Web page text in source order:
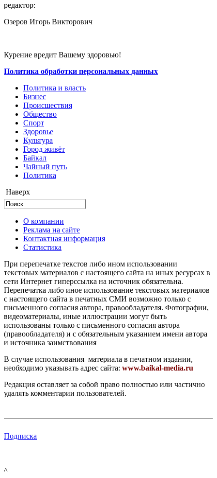
редактор:
Озеров Игорь Викторович
Курение вредит Вашему здоровью!
Политика обработки персональных данных
Политика и власть
Бизнес
Происшествия
Общество
Cпорт
Здоровье
Культура
Город живёт
Байкал
Чайный путь
Политика
Наверх
О компании
Реклама на сайте
Контактная информация
Статистика
При перепечатке текстов либо ином использовании
текстовых материалов с настоящего сайта на иных ресурсах в
сети Интернет гиперссылка на источник обязательна.
Перепечатка либо иное использование текстовых материалов
с настоящего сайта в печатных СМИ возможно только с
письменного согласия автора, правообладателя. Фотографии,
видеоматериалы, иные иллюстрации могут быть
использованы только с письменного согласия автора
(правообладателя) и с обязательным указанием имени автора
и источника заимствования
В случае использования материала в печатном издании,
необходимо указывать адрес сайта: www.baikal-media.ru
Редакция оставляет за собой право полностью или частично
удалять комментарии пользователей.
Подписка
^